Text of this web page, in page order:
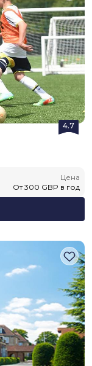
4.7
Цена
От 300 GBP в год